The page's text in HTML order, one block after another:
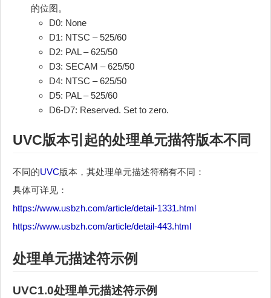
的位图。
D0: None
D1: NTSC – 525/60
D2: PAL – 625/50
D3: SECAM – 625/50
D4: NTSC – 625/50
D5: PAL – 525/60
D6-D7: Reserved. Set to zero.
UVC版本引起的处理单元描符版本不同
不同的UVC版本，其处理单元描述符稍有不同：
具体可详见：
https://www.usbzh.com/article/detail-1331.html
https://www.usbzh.com/article/detail-443.html
处理单元描述符示例
UVC1.0处理单元描述符示例